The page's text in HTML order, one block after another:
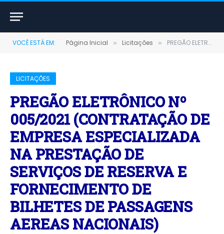
VOCÊ ESTÁ EM: Página Inicial » Licitações » PREGÃO ELETRÔNICO Nº 005/2021 (CONTRATAÇÃO DE EMPRESA ESPECIALIZADA NA PRESTAÇÃO DE SERVIÇOS DE RESERVA E FORNECIMENTO DE BILHETES DE PASSAGENS AEREAS NACIONAIS)
LICITAÇÕES
PREGÃO ELETRÔNICO Nº
005/2021 (CONTRATAÇÃO DE
EMPRESA ESPECIALIZADA
NA PRESTAÇÃO DE
SERVIÇOS DE RESERVA E
FORNECIMENTO DE
BILHETES DE PASSAGENS
AEREAS NACIONAIS)